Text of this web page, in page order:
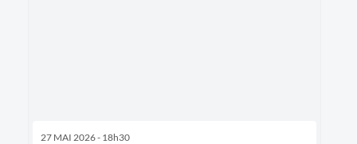
27 MAI 2026 - 18h30